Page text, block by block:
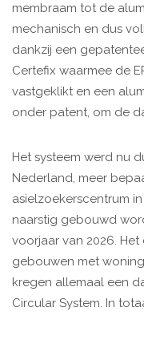
membraam tot de
mechanisch en dus
dankzij een
Certefix waarmee de
vastgeklikt en een
onder patent, om de
Het systeem werd nu
Nederland, meer
asielzoekerscentrum
naarstig gebouwd
voorjaar van 2026.
gebouwen met
kregen allemaal een
Circular System. In